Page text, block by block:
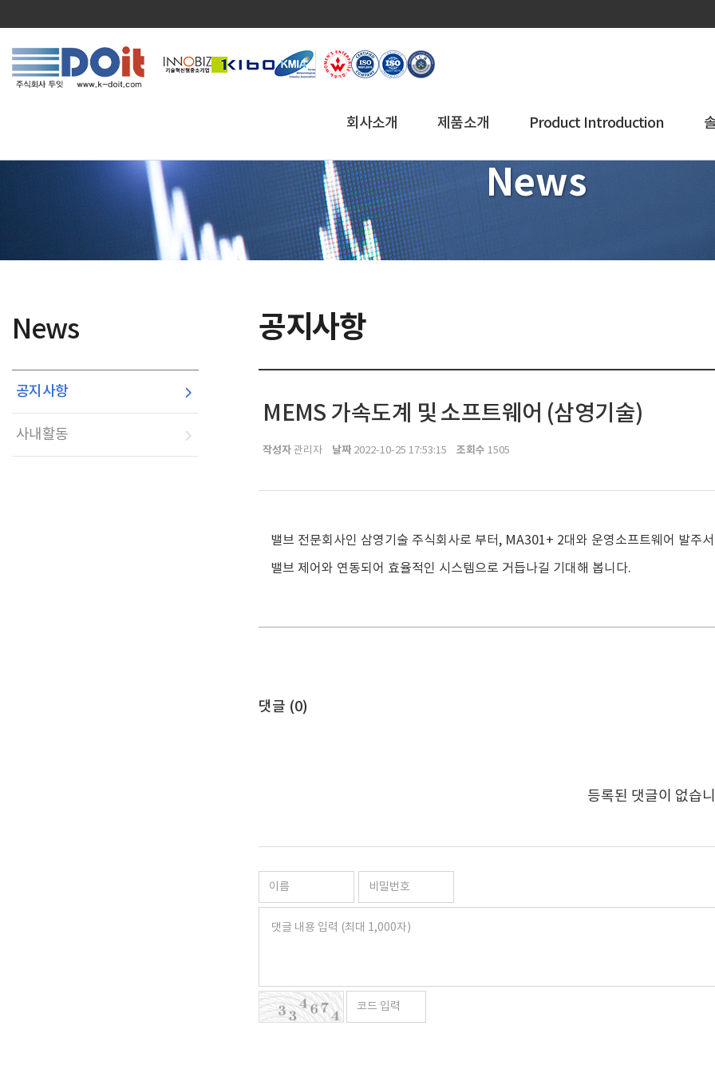
회사소개 제품소개 Product Introduction
News
News
공지사항
사내활동
공지사항
MEMS 가속도계 및 소프트웨어 (삼영기술)
작성자 관리자 날짜 2022-10-25 17:53:15 조회수 1505
밸브 전문회사인 삼영기술 주식회사로 부터, MA301+ 2대와 운영소프트웨어 발주
밸브 제어와 연동되어 효율적인 시스템으로 거듭나길 기대해 봅니다.
댓글 (0)
등록된 댓글이 없습